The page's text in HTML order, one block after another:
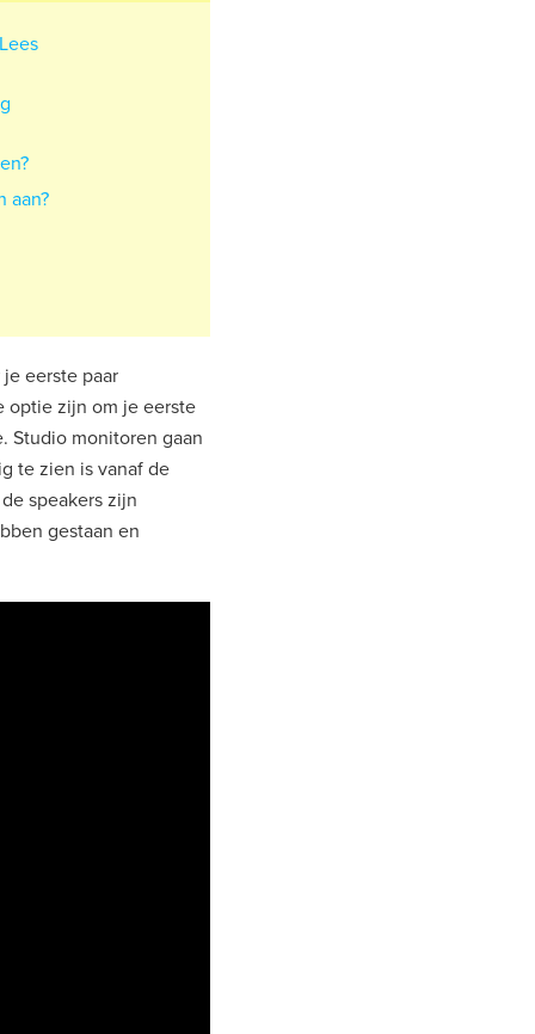
aan?
eerste paar
optie zijn om je eerste
Studio monitoren gaan
te zien is vanaf de
speakers zijn
gestaan en